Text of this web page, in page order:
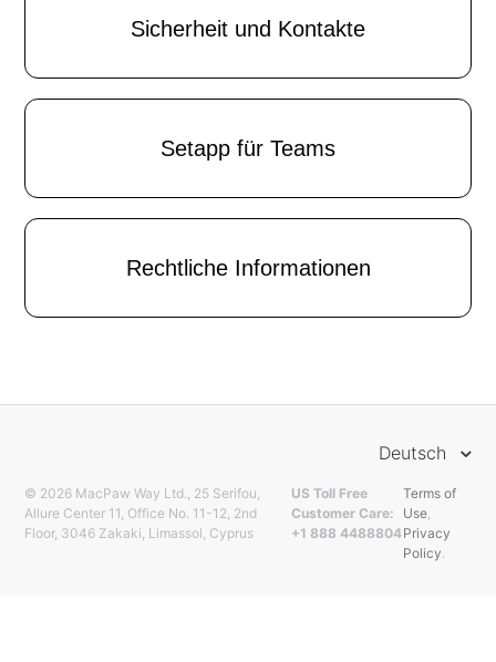
Sicherheit und Kontakte
Setapp für Teams
Rechtliche Informationen
Deutsch
© 2026 MacPaw Way Ltd., 25 Serifou,
Allure Center 11, Office No. 11-12, 2nd
Floor, 3046 Zakaki, Limassol, Cyprus
US Toll Free
Customer Care:
+1 888 4488804
Terms of
Use,
Privacy
Policy.